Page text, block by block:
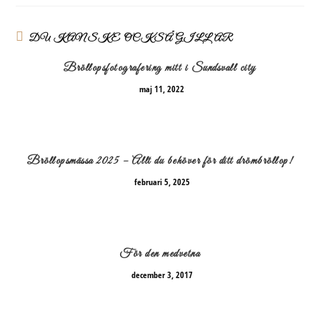
DU KANSKE OCKSÅ GILLAR
Bröllopsfotografering mitt i Sundsvall city
maj 11, 2022
Bröllopsmässa 2025 – Allt du behöver för ditt drömbröllop!
februari 5, 2025
För den medvetna
december 3, 2017